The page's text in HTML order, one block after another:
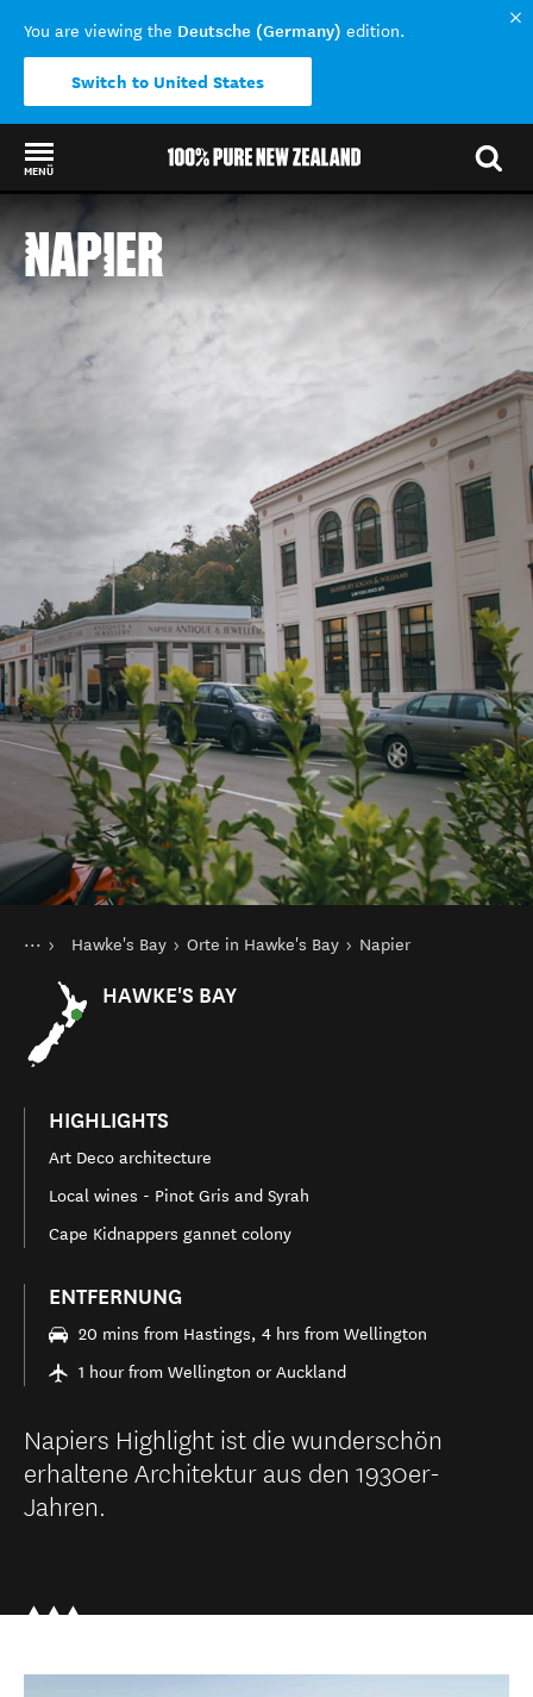
You are viewing the Deutsche (Germany) edition.
Switch to United States
MENÜ
Back to my results
NAPIER
Sie sind hier
Startseite
Hawke's Bay Orte in Hawke's Bay Napier
HAWKE'S BAY
HIGHLIGHTS
Art Deco architecture
Local wines - Pinot Gris and Syrah
Cape Kidnappers gannet colony
ENTFERNUNG
20 mins from Hastings, 4 hrs from Wellington
1 hour from Wellington or Auckland
Napiers Highlight ist die wunderschön
erhaltene Architektur aus den 1930er-
Jahren.